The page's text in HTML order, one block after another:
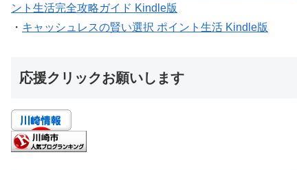
ント生活完全攻略ガイド Kindle版
・ キャッシュレスの賢い選択 ポイント生活 Kindle版
応援クリックお願いします